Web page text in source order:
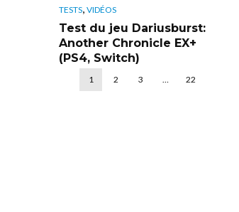
TESTS, VIDÉOS
Test du jeu Dariusburst:
Another Chronicle EX+
(PS4, Switch)
1 2 3 … 22